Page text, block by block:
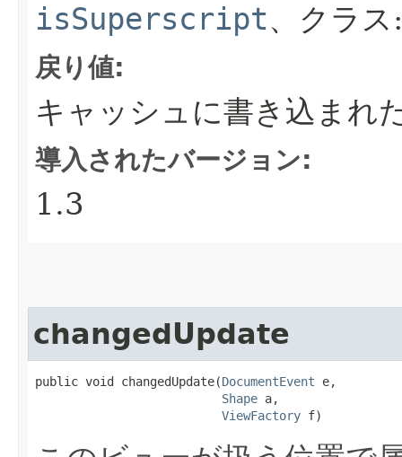
isSuperscript、クラ
戻り値:
キャッシュに書き込まれ
導入されたバージョン:
1.3
changedUpdate
public void changedUpdate​(DocumentEvent e,
Shape a,
ViewFactory f)